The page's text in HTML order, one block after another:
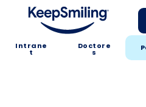
Intrane
t
Doctore
s